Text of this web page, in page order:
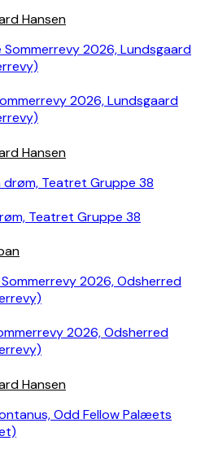
Hansen
2026, Lundsgaard
Hansen
Teatret Gruppe 38
2026, Odsherred
Hansen